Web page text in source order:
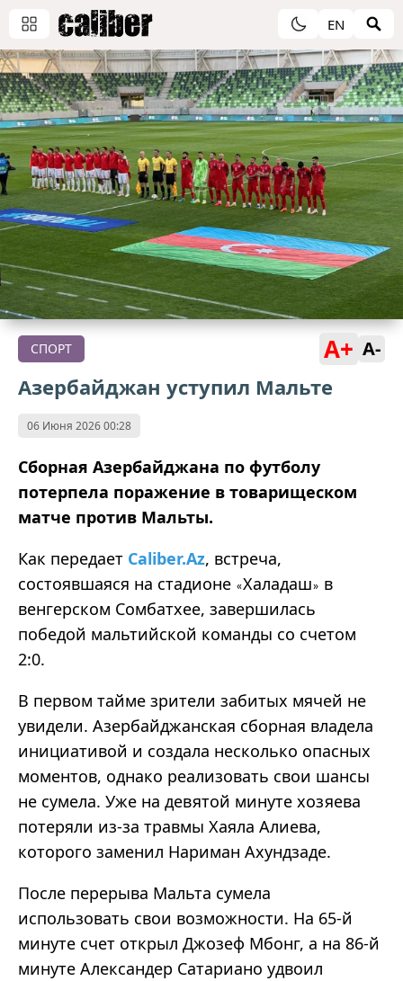
EN
СПОРТ A+ A-
Азербайджан уступил Мальте
06 Июня 2026 00:28
Сборная Азербайджана по футболу
потерпела поражение в товарищеском
матче против Мальты.
Как передает Caliber.Az, встреча,
состоявшаяся на стадионе «Халадаш» в
венгерском Сомбатхее, завершилась
победой мальтийской команды со счетом
2:0.
В первом тайме зрители забитых мячей не
увидели. Азербайджанская сборная владела
инициативой и создала несколько опасных
моментов, однако реализовать свои шансы
не сумела. Уже на девятой минуте хозяева
потеряли из-за травмы Хаяла Алиева,
которого заменил Нариман Ахундзаде.
После перерыва Мальта сумела
использовать свои возможности. На 65-й
минуте счет открыл Джозеф Мбонг, а на 86-й
минуте Александер Сатариано удвоил